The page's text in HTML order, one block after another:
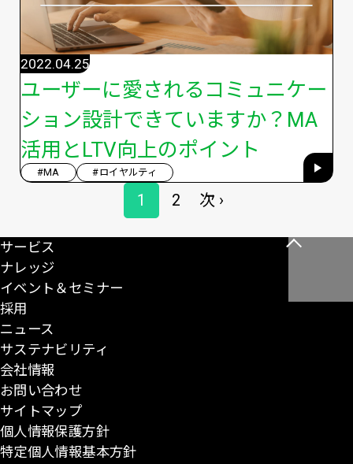
ユーザーに愛されるコミュニケー
ション設計できていますか？MA
活用とLTV向上のポイント
2022.04.25
#MA #ロイヤルティ
ペ
ジ
ペ
ー
1
ペ
ー
2
次
ペ
次 ›
こ
サービス
ナレッジ
イベント＆セミナー
採用
ニュース
サステナビリティ
会社情報
お問い合わせ
サイトマップ
個人情報保護方針
特定個人情報基本方針